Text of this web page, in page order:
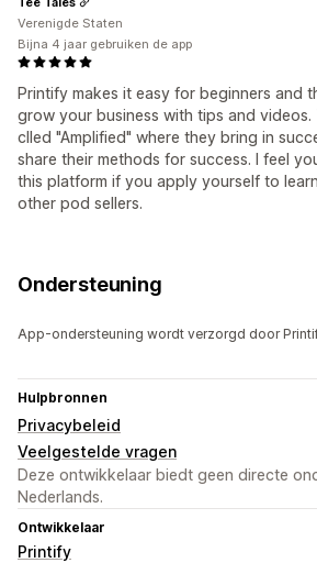
Printify makes it easy for beginners and
grow your business with tips and
clled "Amplified" where they bring in
share their methods for success. I feel
this platform if you apply yourself to
other pod sellers.
Verenigde Staten
Bijna 4 jaar gebruiken de app
Ondersteuning
App-ondersteuning wordt verzorgd door
Hulpbronnen
Privacybeleid
Veelgestelde vragen
Deze ontwikkelaar biedt geen directe
Nederlands.
Ontwikkelaar
Printify